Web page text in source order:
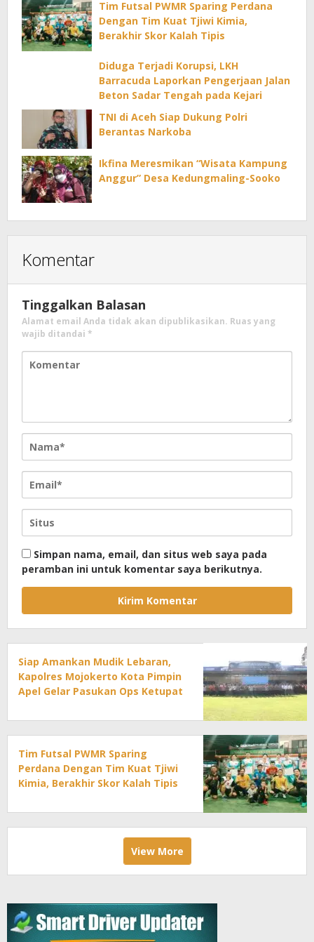
Tim Futsal PWMR Sparing Perdana
Dengan Tim Kuat Tjiwi Kimia,
Berakhir Skor Kalah Tipis
Diduga Terjadi Korupsi, LKH
Barracuda Laporkan Pengerjaan Jalan
Beton Sadar Tengah pada Kejari
TNI di Aceh Siap Dukung Polri
Berantas Narkoba
Ikfina Meresmikan “Wisata Kampung
Anggur” Desa Kedungmaling-Sooko
Komentar
Tinggalkan Balasan
Alamat email Anda tidak akan dipublikasikan. Ruas yang
wajib ditandai *
Simpan nama, email, dan situs web saya pada
peramban ini untuk komentar saya berikutnya.
Siap Amankan Mudik Lebaran,
Kapolres Mojokerto Kota Pimpin
Apel Gelar Pasukan Ops Ketupat
Tim Futsal PWMR Sparing
Perdana Dengan Tim Kuat Tjiwi
Kimia, Berakhir Skor Kalah Tipis
View More